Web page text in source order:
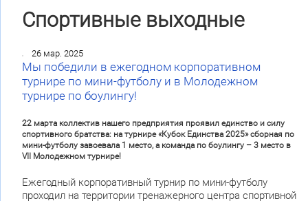
Спортивные выходные
26 мар. 2025
Мы победили в ежегодном корпоративном
турнире по мини-футболу и в Молодежном
турнире по боулингу!
22 марта коллектив нашего предприятия проявил единство и силу
спортивного братства: на турнире «Кубок Единства 2025» сборная по
мини-футболу завоевала 1 место, а команда по боулингу – 3 место в
VII Молодежном турнире!
Ежегодный корпоративный турнир по мини-футболу
проходил на территории тренажерного центра спортивной